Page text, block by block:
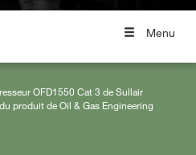
Menu
OFD1550 Cat 3 de Sullair
produit de Oil & Gas Engineering